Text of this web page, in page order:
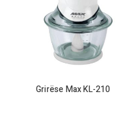
Grirëse Max KL-210